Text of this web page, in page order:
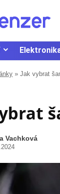
» Jak vybrat
Vachková